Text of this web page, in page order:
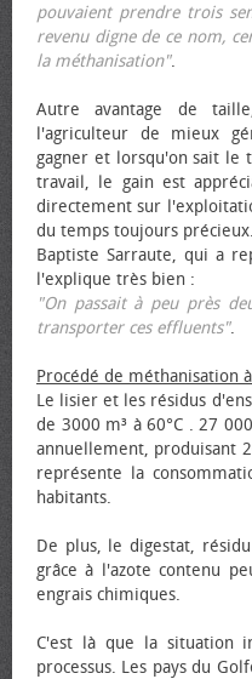
pouvaient prendre trois
revenu digne de ce nom,
la méthanisation".
Autre avantage de
l'agriculteur de mieux
gagner et lorsqu'on sait le
travail, le gain est
directement sur
du temps toujours précieux.
Baptiste Sarraute, qui a
l'explique très bien :
"On passait à peu près
transporter ces effluents".
Procédé de méthanisation
Le lisier et les résidus
de 3000 m³ à 60°C . 27
annuellement, produisant
représente la
habitants.
De plus, le digestat,
grâce à l'azote contenu
engrais chimiques.
C'est là que la situation
processus. Les pays du